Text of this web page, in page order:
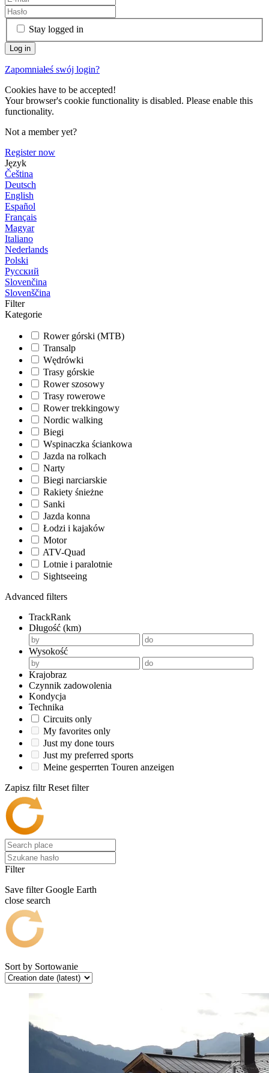
Stay logged in
Zapomniałeś swój login?
Cookies have to be accepted!
Your browser's cookie functionality is disabled. Please enable this
functionality.
Not a member yet?
Register now
Język
Čeština
Deutsch
English
Español
Français
Magyar
Italiano
Nederlands
Polski
Русский
Slovenčina
Slovenščina
Filter
Kategorie
Rower górski (MTB)
Transalp
Wędrówki
Trasy górskie
Rower szosowy
Trasy rowerowe
Rower trekkingowy
Nordic walking
Biegi
Wspinaczka ściankowa
Jazda na rolkach
Narty
Biegi narciarskie
Rakiety śnieżne
Sanki
Jazda konna
Łodzi i kajaków
Motor
ATV-Quad
Lotnie i paralotnie
Sightseeing
Advanced filters
TrackRank
Długość (km)
Wysokość
Krajobraz
Czynnik zadowolenia
Kondycja
Technika
Circuits only
My favorites only
Just my done tours
Just my preferred sports
Meine gesperrten Touren anzeigen
Zapisz filtr Reset filter
Filter
Save filter Google Earth
close search
Sort by Sortowanie